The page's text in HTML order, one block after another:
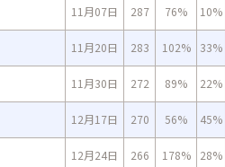
11月07日 287 76% 10%
11月20日 283 102% 33%
11月30日 272 89% 22%
12月17日 270 56% 45%
12月24日 266 178% 28%